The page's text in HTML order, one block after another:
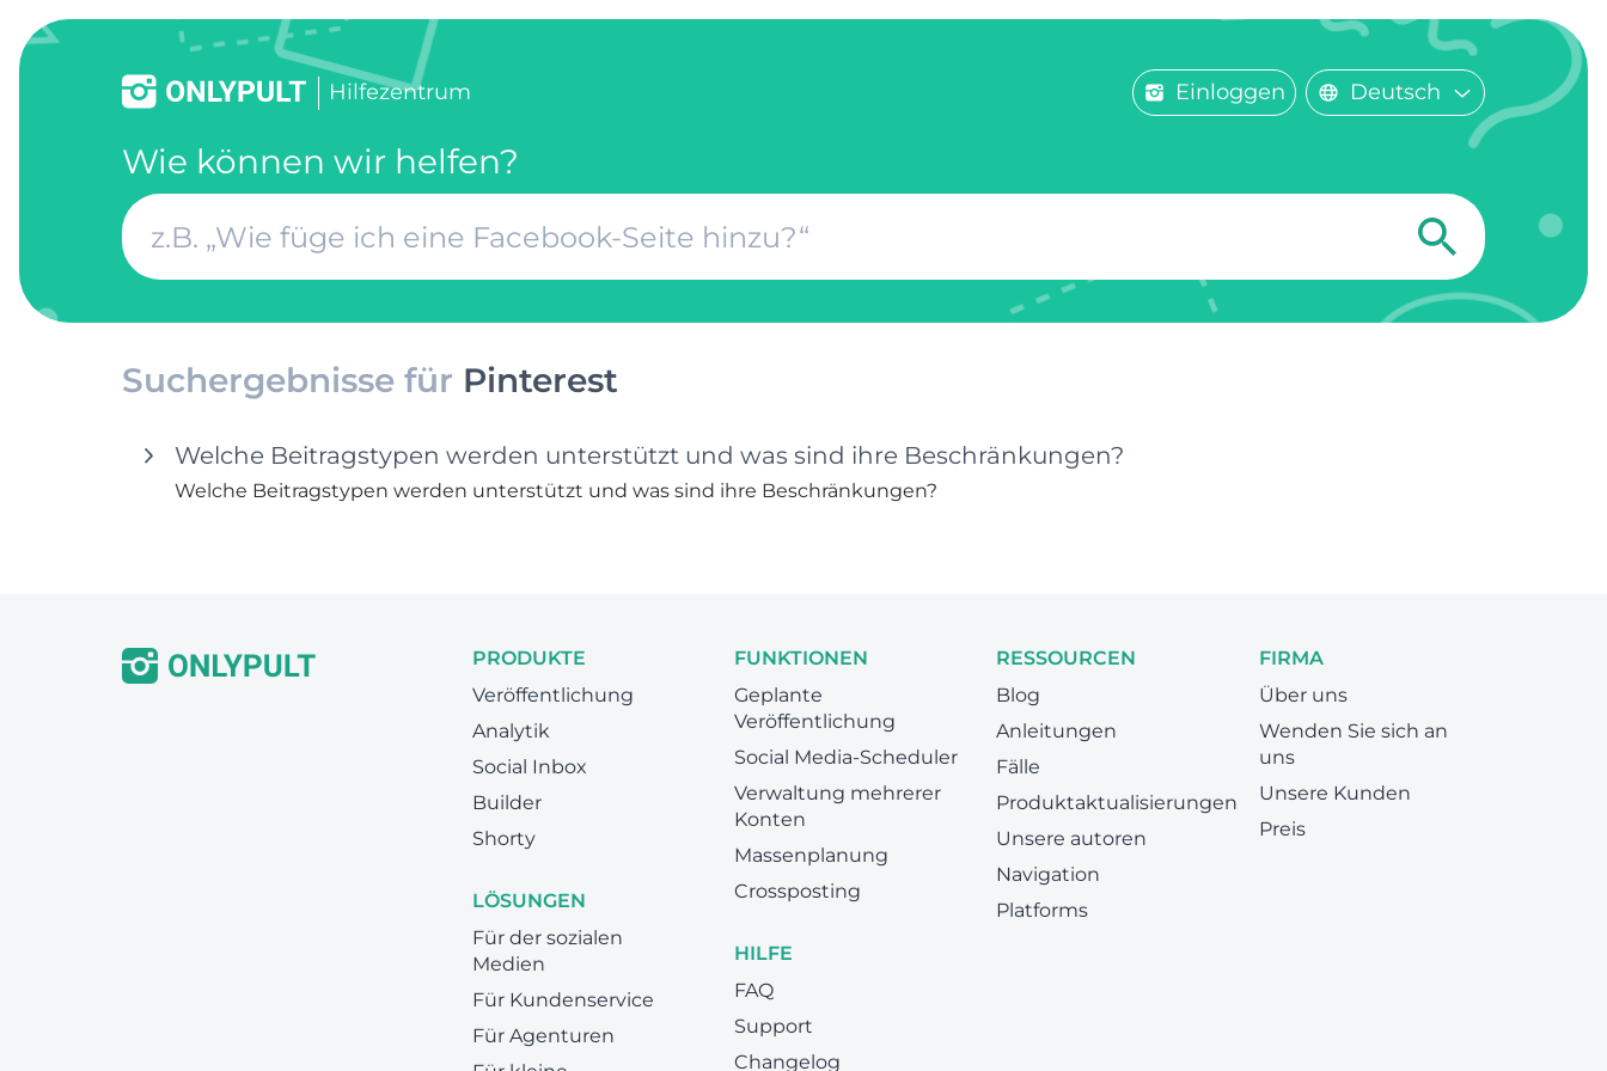
Hilfezentrum Einloggen Deutsch
Wie können wir helfen?
Suchergebnisse für Pinterest
Welche Beitragstypen werden unterstützt und was sind ihre Beschränkungen?
Welche Beitragstypen werden unterstützt und was sind ihre Beschränkungen?
PRODUKTE
Veröffentlichung
Analytik
Social Inbox
Builder
Shorty
LÖSUNGEN
Für der sozialen
Medien
Für Kundenservice
Für Agenturen
FUNKTIONEN
Geplante
Veröffentlichung
Social Media-Scheduler
Verwaltung mehrerer
Konten
Massenplanung
Crossposting
HILFE
FAQ
Support
Changelog
RESSOURCEN
Blog
Anleitungen
Fälle
Produktaktualisierungen
Unsere autoren
Navigation
Platforms
FIRMA
Über uns
Wenden Sie sich an
uns
Unsere Kunden
Preis